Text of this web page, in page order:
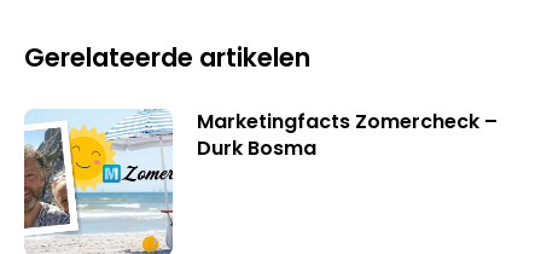
Gerelateerde artikelen
Marketingfacts Zomercheck –
Durk Bosma